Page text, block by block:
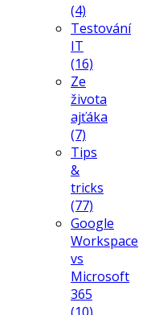
(4)
Testování
IT
(16)
Ze
života
ajťáka
(7)
Tips
&
tricks
(77)
Google
Workspace
vs
Microsoft
365